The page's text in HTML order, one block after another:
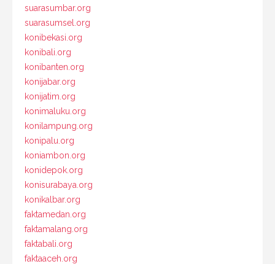
suarasumbar.org
suarasumsel.org
konibekasi.org
konibali.org
konibanten.org
konijabar.org
konijatim.org
konimaluku.org
konilampung.org
konipalu.org
koniambon.org
konidepok.org
konisurabaya.org
konikalbar.org
faktamedan.org
faktamalang.org
faktabali.org
faktaaceh.org